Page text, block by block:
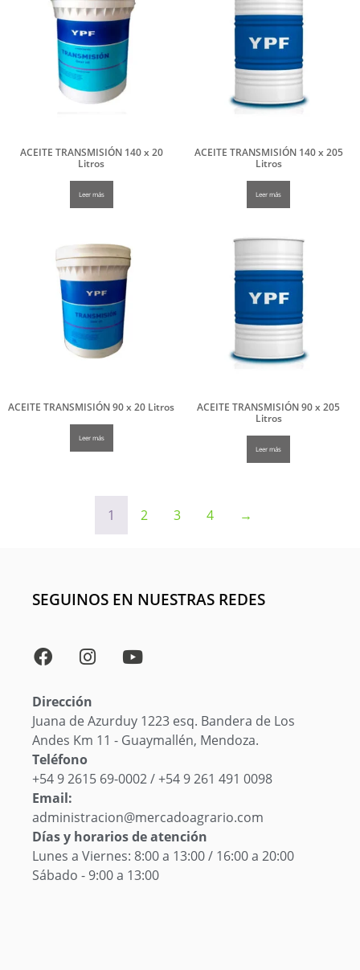
ACEITE TRANSMISIÓN 140 x 20
Litros
Leer más
ACEITE TRANSMISIÓN 140 x 205
Litros
Leer más
ACEITE TRANSMISIÓN 90 x 20 Litros
Leer más
ACEITE TRANSMISIÓN 90 x 205
Litros
Leer más
1 2 3 4 →
SEGUINOS EN NUESTRAS REDES
Dirección
Juana de Azurduy 1223 esq. Bandera de Los
Andes Km 11 - Guaymallén, Mendoza.
Teléfono
+54 9 2615 69-0002 / +54 9 261 491 0098
Email:
administracion@mercadoagrario.com
Días y horarios de atención
Lunes a Viernes: 8:00 a 13:00 / 16:00 a 20:00
Sábado - 9:00 a 13:00